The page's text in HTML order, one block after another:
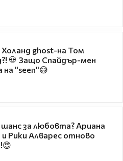
Холанд ghost-на Том
💀 Защо Спайдър-мен
на "seen"😅
за любовта? Ариана
и Рики Алварес отново